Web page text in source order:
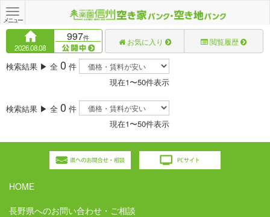
Toggle
navigation
メニュー
2026.08.08
997件 お気に入り 閲覧履歴
検索結果 ▶ 全 0 件
現在1〜50件表示
検索結果 ▶ 全 0 件
現在1〜50件表示
HOME
長野県へのお問い合わせ・ご相談